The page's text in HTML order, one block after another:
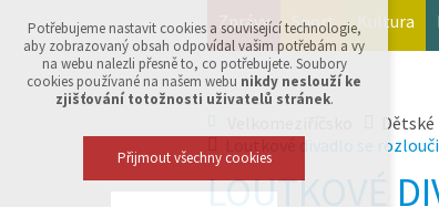
Zprávy Sport Kultura
Loutkové divadlo se
LOUTKOVÉ
Potřebujeme nastavit cookies a související technologie,
aby zobrazovaný obsah odpovídal vašim potřebám a vy
na webu nalezli přesně to, co potřebujete. Soubory
cookies používané na našem webu nikdy neslouží ke
zjišťování totožnosti uživatelů stránek.
Přijmout všechny cookies